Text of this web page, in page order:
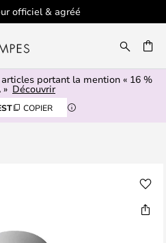
officiel & agréé
portant la mention « 16 %
» Découvrir
COPIER